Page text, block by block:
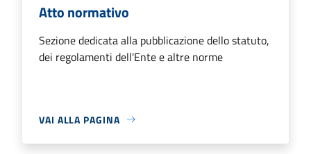
Atto normativo
Sezione dedicata alla pubblicazione dello statuto,
dei regolamenti dell'Ente e altre norme
VAI ALLA PAGINA